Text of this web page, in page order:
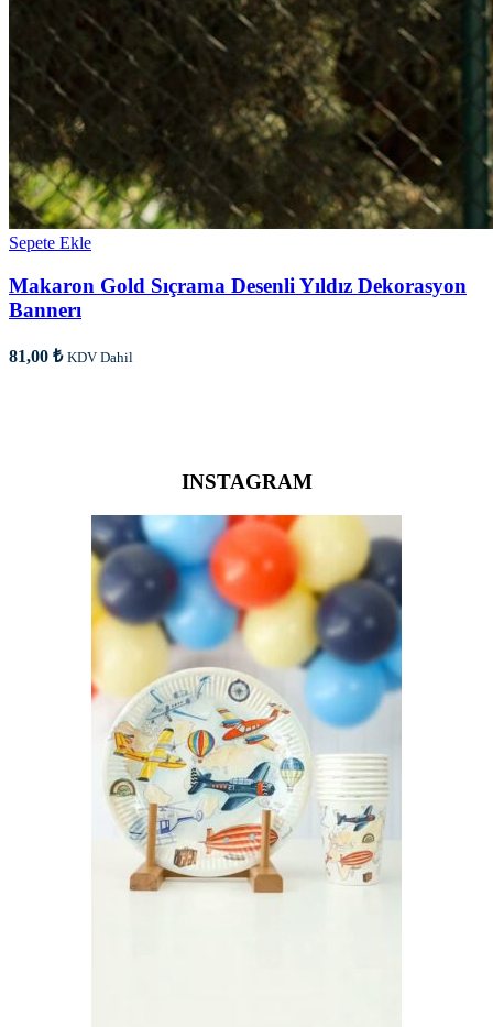
Sepete Ekle
Makaron Gold Sıçrama Desenli Yıldız Dekorasyon
Bannerı
81,00 ₺ KDV Dahil
INSTAGRAM